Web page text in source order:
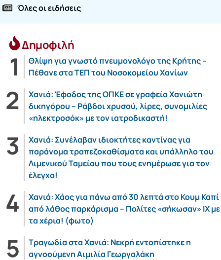
Όλες οι ειδήσεις
Δημοφιλή
Θλίψη για γνωστό πνευμονολόγο της Κρήτης –
Πέθανε στα ΤΕΠ του Νοσοκομείου Χανίων
Χανιά: Έφοδος της ΟΠΚΕ σε γραφείο Χανιώτη
δικηγόρου – Ράβδοι χρυσού, λίρες, συνομιλίες
«ηλεκτροσόκ» με τον ιατροδικαστή!
Χανιά: Συνέλαβαν ιδιοκτήτες καντίνας για
παράνομα τραπεζοκαθίσματα και υπάλληλο του
Λιμενικού Ταμείου που τους ενημέρωσε για τον
έλεγχο!
Χανιά: Χάος για πάνω από 30 λεπτά στο Κουμ Καπί
από λάθος παρκάρισμα – Πολίτες «σήκωσαν» ΙΧ με
τα χέρια! (φωτο)
Τραγωδία στα Χανιά: Νεκρή εντοπίστηκε η
αγνοούμενη Αιμιλία Γεωργαλάκη